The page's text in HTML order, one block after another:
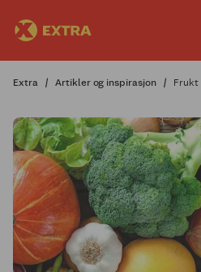
Extra Artikler og inspirasjon Frukt